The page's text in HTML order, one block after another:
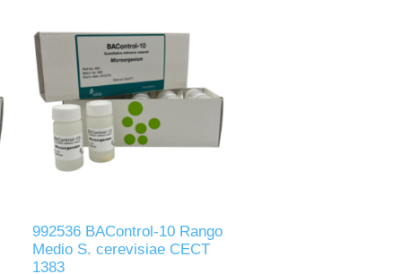
992536 BAControl-10 Rango
Medio S. cerevisiae CECT
1383